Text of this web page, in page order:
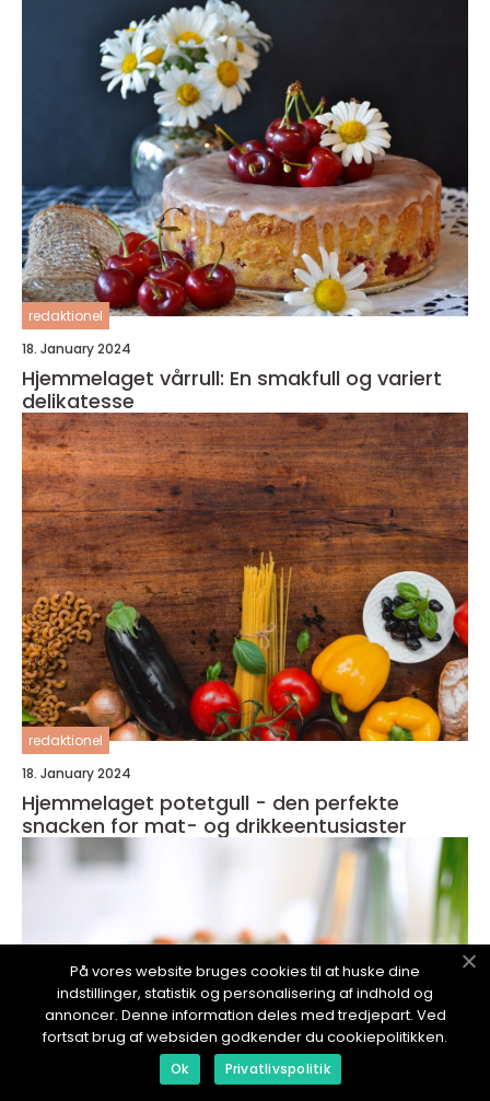
redaktionel
18. January 2024
Hjemmelaget vårrull: En smakfull og variert
delikatesse
redaktionel
18. January 2024
Hjemmelaget potetgull - den perfekte
snacken for mat- og drikkeentusiaster
På vores website bruges cookies til at huske dine
indstillinger, statistik og personalisering af indhold og
annoncer. Denne information deles med tredjepart. Ved
fortsat brug af websiden godkender du cookiepolitikken.
Ok Privatlivspolitik